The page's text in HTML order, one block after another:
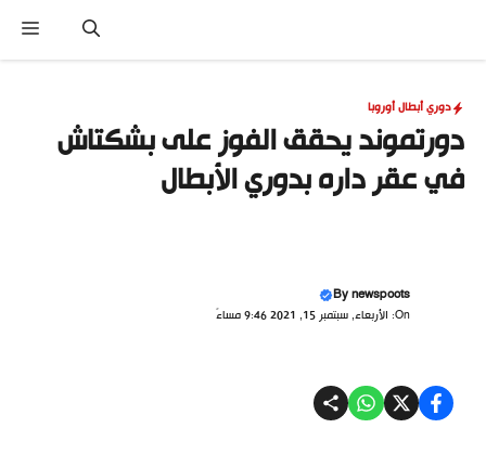
المحتوى
دوري أبطال أوروبا
دورتموند يحقق الفوز على بشكتاش
في عقر داره بدوري الأبطال
Bynewspoots
On: الأربعاء, سبتمبر 15, 2021 9:46 مساءً